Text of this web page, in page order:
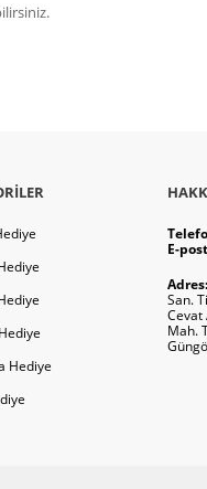
Hediye
E-
Adres:
San.
Cevat
Mah.